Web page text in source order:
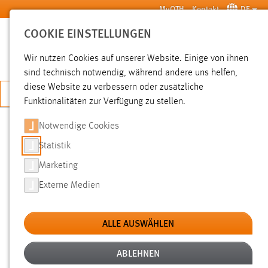
Zum Hauptinhalt springen MyOTH Kontakt DE
SUCHE
JETZT BEWERBEN
SUCHE
FILTER
Typ
Erstellungsdatum
COOKIE EINSTELLUNGEN
Wir nutzen Cookies auf unserer Website. Einige von ihnen
sind technisch notwendig, während andere uns helfen,
diese Website zu verbessern oder zusätzliche
Funktionalitäten zur Verfügung zu stellen.
Notwendige Cookies
Statistik
Marketing
Externe Medien
ALLE AUSWÄHLEN
ABLEHNEN